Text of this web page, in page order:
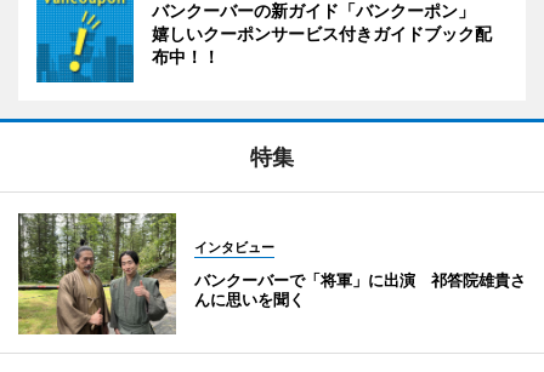
バンクーバーの新ガイド「バンクーポン」
嬉しいクーポンサービス付きガイドブック配
布中！！
特集
インタビュー
バンクーバーで「将軍」に出演 祁答院雄貴さ
んに思いを聞く